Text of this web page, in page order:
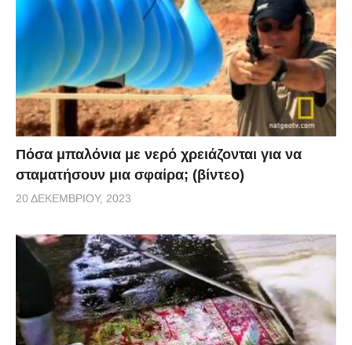
Πόσα μπαλόνια με νερό χρειάζονται για να
σταματήσουν μια σφαίρα; (βίντεο)
20 ΔΕΚΕΜΒΡΊΟΥ, 2023